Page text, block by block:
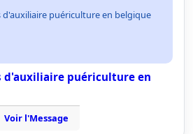
d'auxiliaire puériculture en belgique
d'auxiliaire puériculture en
Voir l'Message